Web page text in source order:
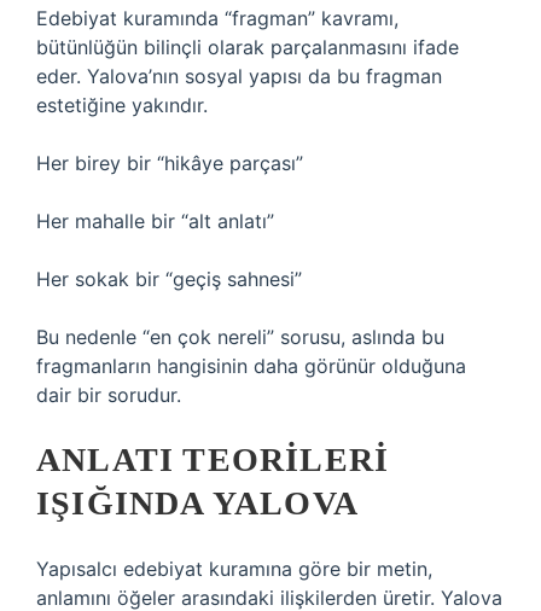
Edebiyat kuramında “fragman” kavramı,
bütünlüğün bilinçli olarak parçalanmasını ifade
eder. Yalova’nın sosyal yapısı da bu fragman
estetiğine yakındır.
Her birey bir “hikâye parçası”
Her mahalle bir “alt anlatı”
Her sokak bir “geçiş sahnesi”
Bu nedenle “en çok nereli” sorusu, aslında bu
fragmanların hangisinin daha görünür olduğuna
dair bir sorudur.
ANLATI TEORILERI
IŞIĞINDA YALOVA
Yapısalcı edebiyat kuramına göre bir metin,
anlamını öğeler arasındaki ilişkilerden üretir. Yalova